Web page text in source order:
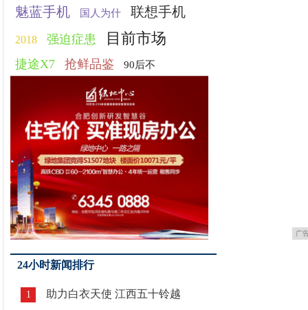
魅蓝手机 国人为什 联想手机
2018 强迫症患 目前市场
捷途X7 抢鲜品鉴 90后不
广
24小时新闻排行
1 助力白衣天使 江西五十铃越